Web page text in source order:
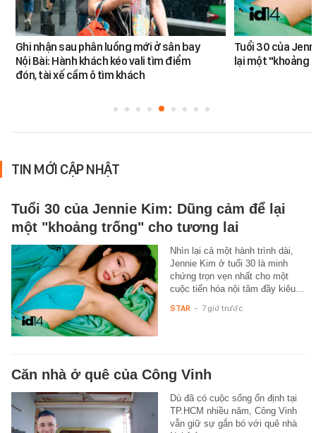
Ghi nhận sau phân luồng mới ở sân bay
Nội Bài: Hành khách kéo vali tìm điểm
đón, tài xế cầm ô tìm khách
Tuổi 30 của
lại một "khoảng
TIN MỚI CẬP NHẬT
Tuổi 30 của Jennie Kim: Dũng cảm để lại
một "khoảng trống" cho tương lai
Nhìn lại cả một hành trình dài,
Jennie Kim ở tuổi 30 là minh
chứng trọn vẹn nhất cho một
cuộc tiến hóa nội tâm đầy kiêu…
STAR - 7 giờ trước
Căn nhà ở quê của Công Vinh
Dù đã có cuộc sống ổn định tại
TP.HCM nhiều năm, Công Vinh
vẫn giữ sự gắn bó với quê nhà